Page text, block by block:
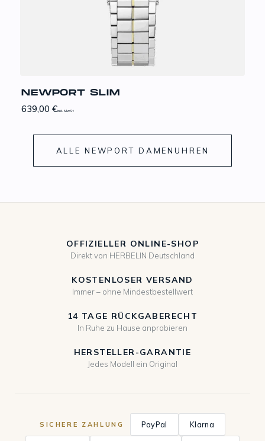
NEWPORT SLIM
639,00€inkl. MwSt
ALLE NEWPORT DAMENUHREN
OFFIZIELLER ONLINE-SHOP
Direkt von HERBELIN Deutschland
KOSTENLOSER VERSAND
Immer – ohne Mindestbestellwert
14 TAGE RÜCKGABERECHT
In Ruhe zu Hause anprobieren
HERSTELLER-GARANTIE
Jedes Modell ein Original
SICHERE ZAHLUNG PayPal Klarna